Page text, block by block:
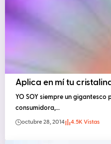
Aplica en mí tu
YO SOY siempre un
consumidora,…
octubre 28, 2014 4.5K Vistas